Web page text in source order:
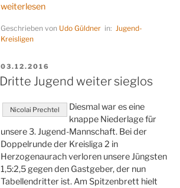
„Vincent
weiterlesen
Geschrieben von Udo Güldner in:Jugend-
Kreisligen
VERÖFFENTLICHT
AM
03.12.2016
Dritte Jugend weiter sieglos
Nicolai Prechtel
Diesmal war es eine
knappe Niederlage für
unsere 3. Jugend-Mannschaft. Bei der
Doppelrunde der Kreisliga 2 in
Herzogenaurach verloren unsere Jüngsten
1,5:2,5 gegen den Gastgeber, der nun
Tabellendritter ist. Am Spitzenbrett hielt